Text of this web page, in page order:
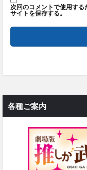
次回のコメントで使用する
サイトを保存する。
各種ご案内